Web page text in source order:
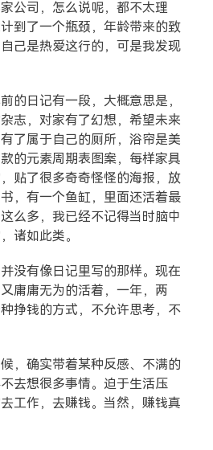
故事 杂志
公司，怎么说呢，都不太理
到了一个瓶颈，年龄带来的致
己是热爱这行的，可是我发现
的日记有一段，大概意思是，
志，对家有了幻想，希望未来
了属于自己的厕所，浴帘是美
的元素周期表图案，每样家具
贴了很多奇奇怪怪的海报，放
，有一个鱼缸，里面还活着最
么多，我已经不记得当时脑中
诸如此类。
没有像日记里写的那样。现在
庸庸无为的活着，一年，两
挣钱的方式，不允许思考，不
，确实带着某种反感、不满的
去想很多事情。迫于生活压
工作，去赚钱。当然，赚钱真